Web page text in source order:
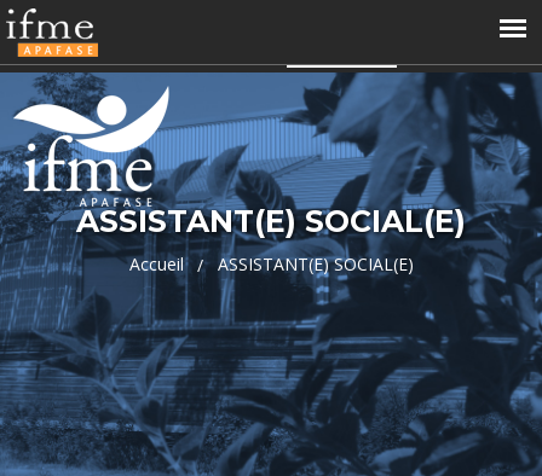
ASSISTANT(E) SOCIAL(E)
Accueil ASSISTANT(E) SOCIAL(E)